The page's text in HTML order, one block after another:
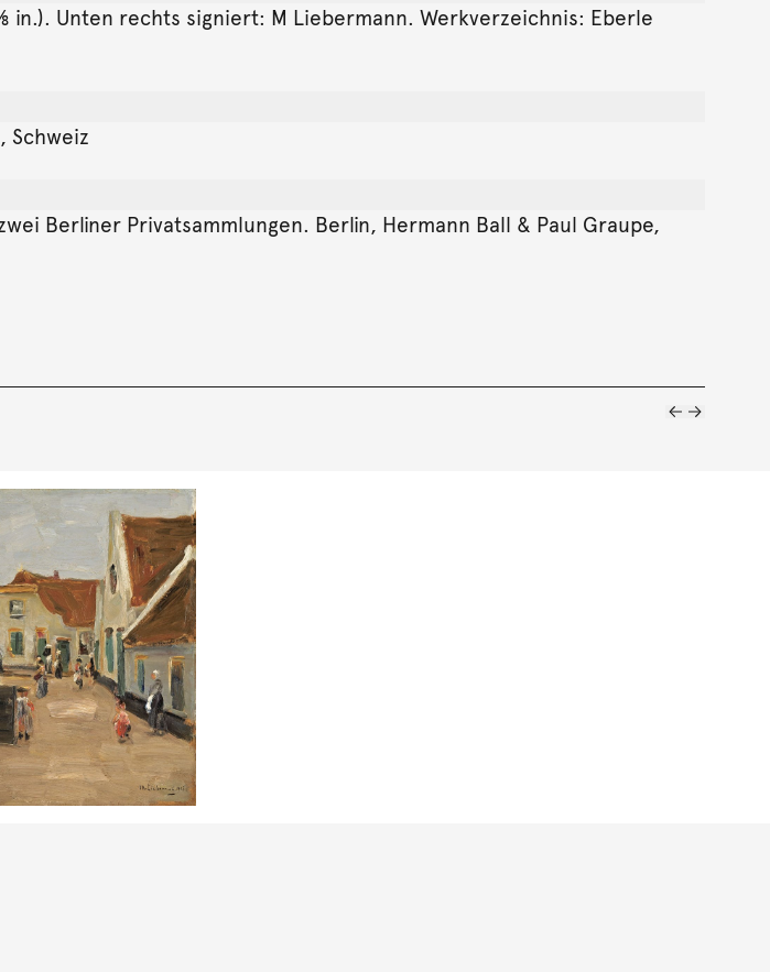
in.). Unten rechts signiert: M Liebermann. Werkverzeichnis: Eberle
Schweiz
Berliner Privatsammlungen. Berlin, Hermann Ball & Paul Graupe,